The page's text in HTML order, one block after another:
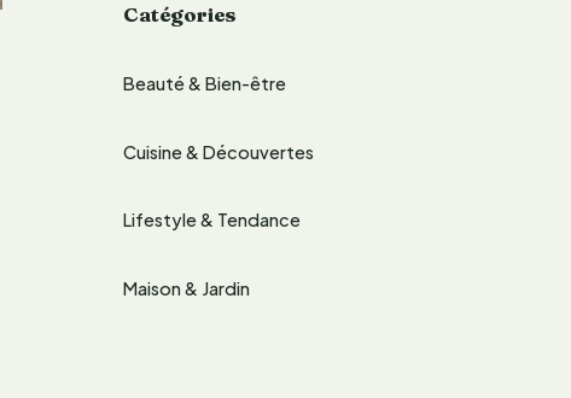
Catégories
Beauté & Bien-être
Cuisine & Découvertes
Lifestyle & Tendance
Maison & Jardin